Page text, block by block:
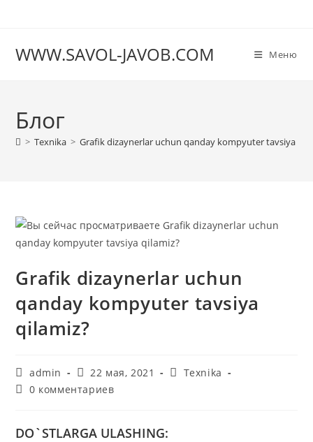
WWW.SAVOL-JAVOB.COM Меню
Блог
> Texnika > Grafik dizaynerlar uchun qanday kompyuter tavsiya
Grafik dizaynerlar uchun
qanday kompyuter tavsiya
qilamiz?
Автор
записи:
admin
Запись
опубликована:
22 мая, 2021
Рубрика
Texnika
Комментарии
0 комментариев
DO`STLARGA ULASHING: